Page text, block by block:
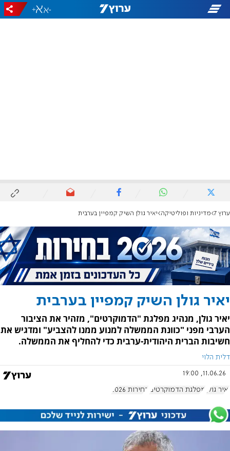
-
+
ערוץ 7 מדיניות ופוליטיקה יאיר גולן השיק קמפיין בערבית
יאיר גולן השיק קמפיין בערבית
יאיר גולן, מנהיג מפלגת "הדמוקרטים", מזהיר את הציבור
הערבי מפני "כוונת הממשלה למנוע ממנו להצביע" ומדגיש את
חשיבות הברית היהודית-ערבית כדי להחליף את הממשלה.
דלית הלוי
11.06.26, 19:00
יאיר גולן מפלגת הדמוקרטים בחירות 2026